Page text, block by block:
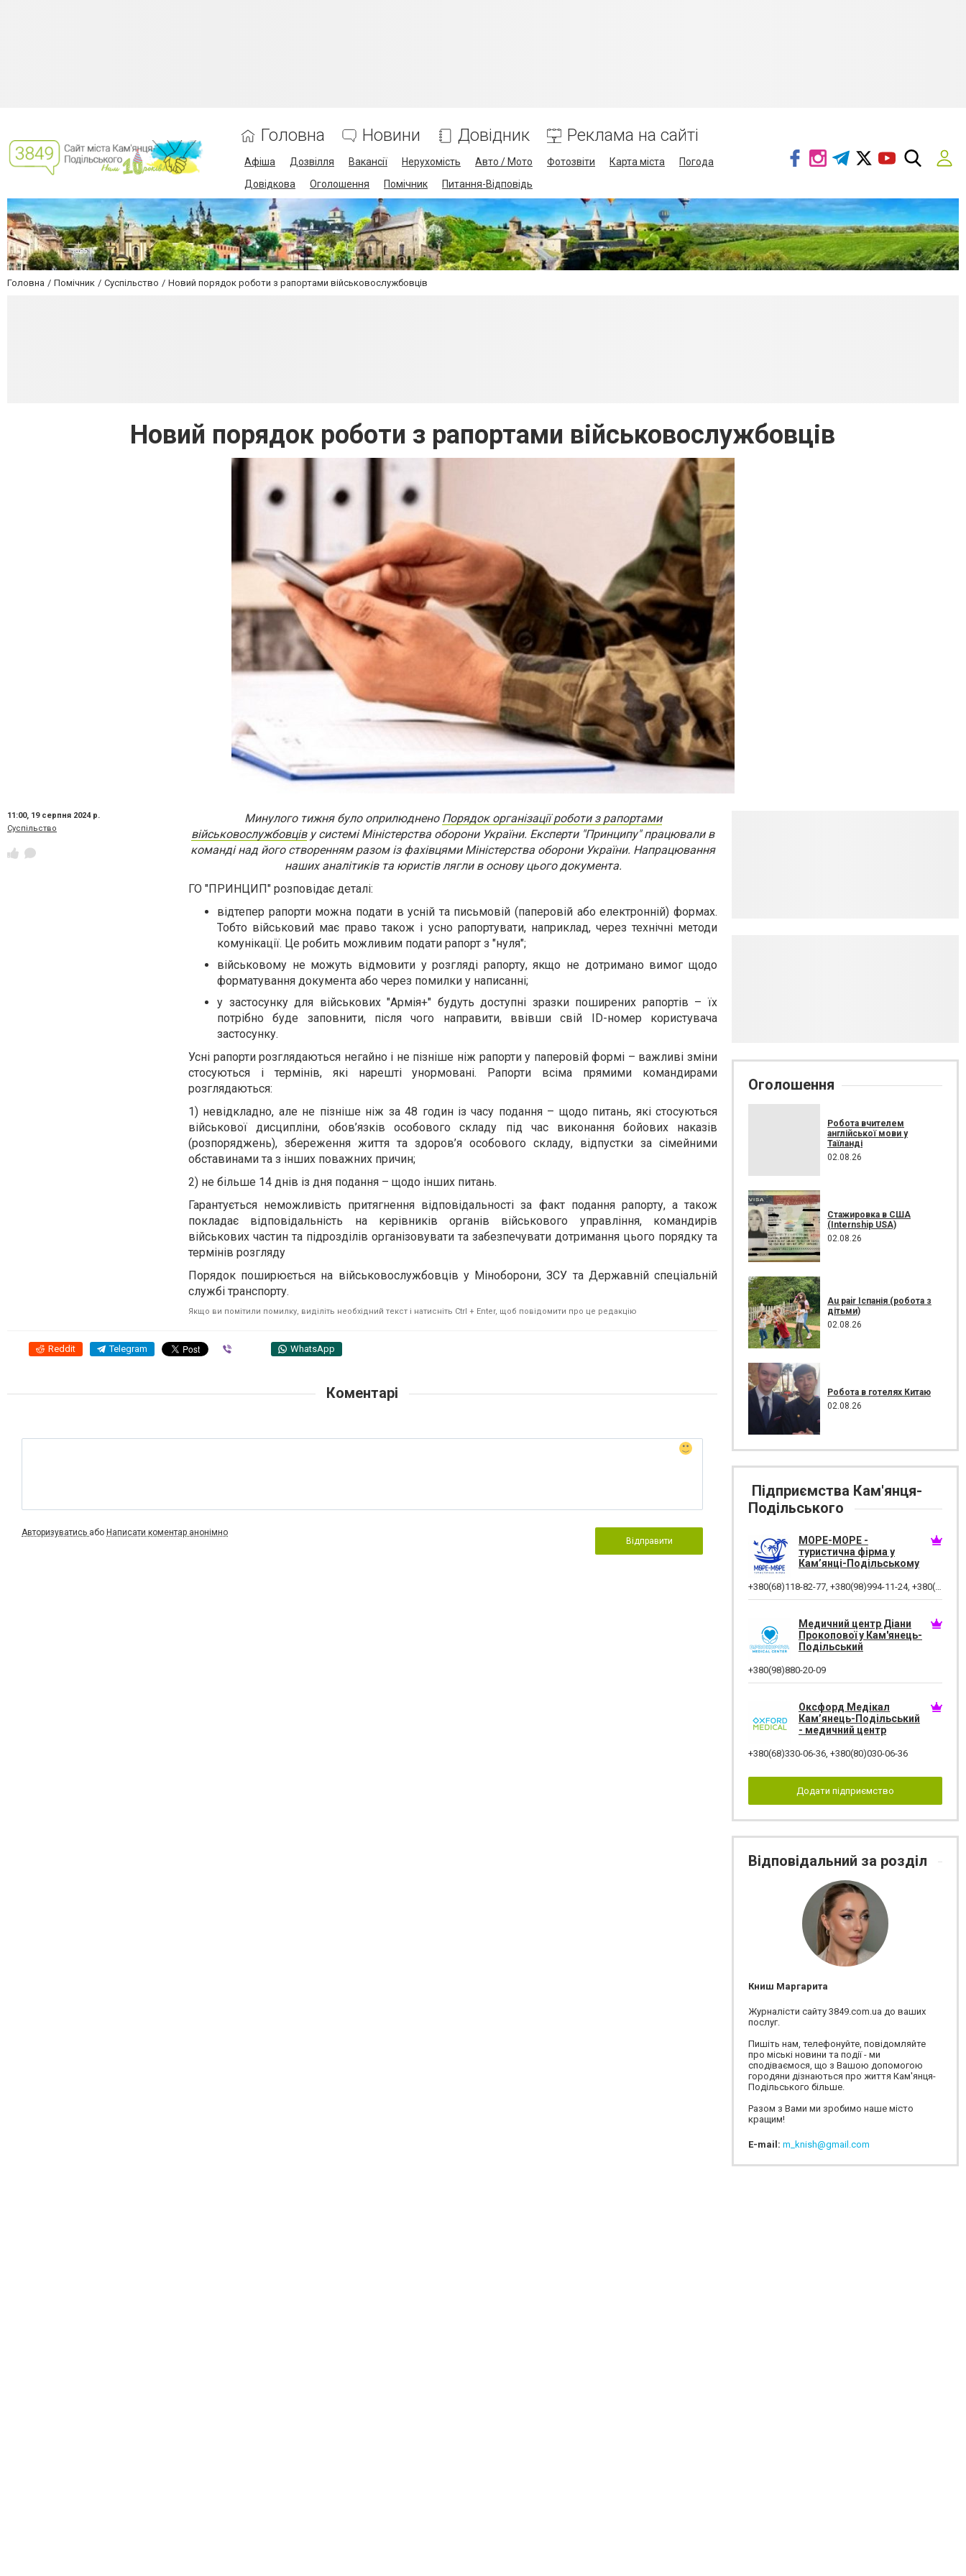
Головна Новини Довідник Реклама на сайті
Афіша Дозвілля Вакансії Нерухомість Авто / Мото Фотозвіти Карта міста
Погода
Довідкова
Оголошення Помічник Питання-Відповідь
Головна Помічник Суспільство Новий порядок роботи з рапортами військовослужбовців
Новий порядок роботи з рапортами військовослужбовців
11:00, 19 серпня 2024 р.
Суспільство
Минулого тижня було оприлюднено Порядок організації роботи з рапортами
військовослужбовціву системі Міністерства оборони України. Експерти "Принципу" працювали в
команді над його створенням разом із фахівцями Міністерства оборони України. Напрацювання
наших аналітиків та юристів лягли в основу цього документа.
ГО "ПРИНЦИП" розповідає деталі:
відтепер рапорти можна подати в усній та письмовій (паперовій або електронній) формах.
Тобто військовий має право також і усно рапортувати, наприклад, через технічні методи
комунікації. Це робить можливим подати рапорт з "нуля";
військовому не можуть відмовити у розгляді рапорту, якщо не дотримано вимог щодо
форматування документа або через помилки у написанні;
у застосунку для військових "Армія+" будуть доступні зразки поширених рапортів – їх
потрібно буде заповнити, після чого направити, ввівши свій ID-номер користувача
застосунку.
Усні рапорти розглядаються негайно і не пізніше ніж рапорти у паперовій формі – важливі зміни
стосуються і термінів, які нарешті унормовані. Рапорти всіма прямими командирами
розглядаються:
1) невідкладно, але не пізніше ніж за 48 годин із часу подання – щодо питань, які стосуються
військової дисципліни, обов’язків особового складу під час виконання бойових наказів
(розпоряджень), збереження життя та здоров’я особового складу, відпустки за сімейними
обставинами та з інших поважних причин;
2) не більше 14 днів із дня подання – щодо інших питань.
Гарантується неможливість притягнення відповідальності за факт подання рапорту, а також
покладає відповідальність на керівників органів військового управління, командирів
військових частин та підрозділів організовувати та забезпечувати дотримання цього порядку та
термінів розгляду
Порядок поширюється на військовослужбовців у Міноборони, ЗСУ та Державній спеціальній
службі транспорту.
Якщо ви помітили помилку, виділіть необхідний текст і натисніть Ctrl + Enter, щоб повідомити про це редакцію
Reddit Telegram WhatsApp
Коментарі
Авторизуватись або Написати коментар анонімно
Відправити
Оголошення
Робота вчителем
англійської мови у
Таїланді
02.08.26
Стажировка в США
(Internship USA)
02.08.26
Au pair Іспанія (робота з
дітьми)
02.08.26
Робота в готелях Китаю
02.08.26
Підприємства Кам'янця-
Подільського
МОРЕ-МОРЕ -
туристична фірма у
Кам’янці-Подільському
+380(68)118-82-77, +380(98)994-11-24, +380(68)882-38-28
Медичний центр Діани
Прокопової у Кам'янець-
Подільський
+380(98)880-20-09
Оксфорд Медікал
Кам’янець-Подільський
- медичний центр
+380(68)330-06-36, +380(80)030-06-36
Додати підприємство
Відповідальний за розділ
Книш Маргарита
Журналісти сайту 3849.com.ua до ваших
послуг.
Пишіть нам, телефонуйте, повідомляйте
про міські новини та події - ми
сподіваємося, що з Вашою допомогою
городяни дізнаються про життя Кам'янця-
Подільського більше.
Разом з Вами ми зробимо наше місто
кращим!
E-mail: m_knish@gmail.com